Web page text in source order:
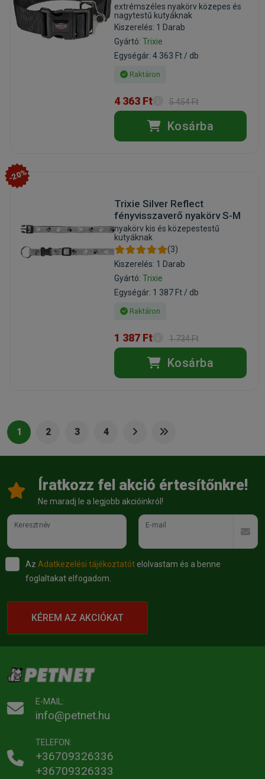
extrémszéles nyakörv közepes és
nagytestű kutyáknak
Kiszerelés: 1 Darab
Gyártó: Trixie
Egységár: 4 363 Ft / db
Raktáron
4 363 Ft 5 454 Ft
Kosárba
-20%
Trixie Silver Reflect
fényvisszaverő nyakörv S-M
nyakörv kis és közepestestű
kutyáknak
(3)
Kiszerelés: 1 Darab
Gyártó: Trixie
Egységár: 1 387 Ft / db
Raktáron
1 387 Ft 1 734 Ft
Kosárba
1 2 3 4
Íratkozz fel akció értesítőnkre!
Ne maradj le a legjobb akcióinkról!
Keresztnév E-mail
Az Adatkezelési tájékoztatót elolvastam és a benne
foglaltakat elfogadom.
KÉREM AZ AKCIÓKAT
E-MAIL:
info@petnet.hu
TELEFON:
+36709326336
+36709326333